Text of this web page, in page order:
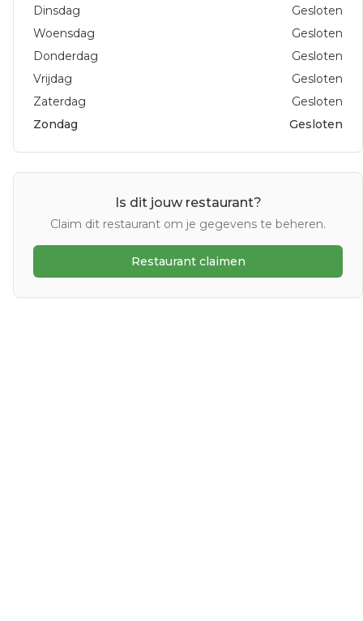
Dinsdag
Gesloten
Woensdag
Gesloten
Donderdag
Gesloten
Vrijdag
Gesloten
Zaterdag
Gesloten
Zondag
Gesloten
Is dit jouw restaurant?
Claim dit restaurant om je gegevens te beheren.
Restaurant claimen